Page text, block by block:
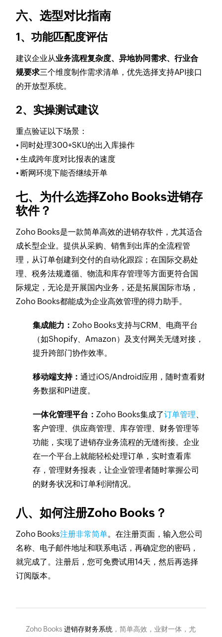
六、选型对比指南
1、功能匹配度评估
建议企业从业务流程复杂度、异地协同需求、行业合
规要求三个维度制作需求清单，优先选择支持API接口
的开放型系统。
2、实操测试建议
重点验证以下场景：
• 同时处理300+SKU的出入库操作
• 生成跨年度对比报表的速度
• 断网环境下能否继续开单
七、为什么选择Zoho Books进销存
软件？
Zoho Books是一款简单高效的进销存软件，尤其适合
成长型企业。提供从采购、销售到出库的全流程管
理，从订单创建到交付的自动化跟踪；在国际交易处
理、税务法规遵循、物流和库存管理等方面更符合国
际规定，无论是开展国内业务，还是拓展国际市场，
Zoho Books都能成为企业高效管理的得力助手。
集成能力：Zoho Books支持与CRM、电商平台
（如Shopify、Amazon）及支付网关无缝对接，
提升跨部门协作效率。
移动端支持：通过iOS/Android应用，随时查看财
务数据和PI进度。
一体化管理平台：Zoho Books集成了订单管理、
客户管理、供应商管理、库存管理、财务管理等
功能，实现了进销存业务流程的无缝衔接。企业
在一个平台上就能轻松处理订单，实时查看库
存，管理财务报表，让企业管理者随时掌握公司
的财务状况和订单利润情况。
八、如何注册Zoho Books？
Zoho Books注册非常简单。在注册页面，输入您公司
名称、电子邮件地址和联系电话，再确定您的密码，
就完成了。注册后，您可免费试用14天，然后再选择
订阅版本。
Zoho Books 进销存财务系统，简单高效，业财一体，尤